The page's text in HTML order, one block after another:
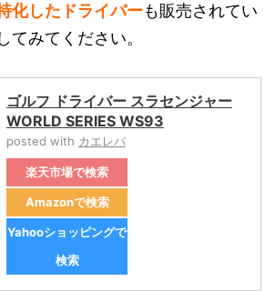
化したドライバーも販売されてい
てみてください。
ゴルフ ドライバー スラセンジャー
WORLD SERIES WS93
posted with カエレバ
楽天市場で検索
Amazonで検索
Yahooショッピングで
検索